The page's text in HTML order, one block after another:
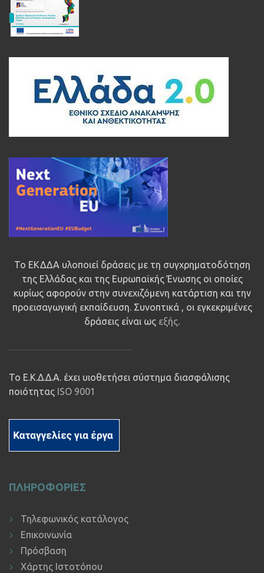
Το ΕΚΔΔΑ υλοποιεί δράσεις με τη συγχρηματοδότηση
της Ελλάδας και της Ευρωπαϊκής Ένωσης οι οποίες
κυρίως αφορούν στην συνεχιζόμενη κατάρτιση και την
προεισαγωγική εκπαίδευση. Συνοπτικά , οι εγκεκριμένες
δράσεις είναι ως εξής.
Το Ε.Κ.Δ.Δ.Α. έχει υιοθετήσει σύστημα διασφάλισης
ποιότητας ISO 9001
ΠΛΗΡΟΦΟΡΙΕΣ
Τηλεφωνικός κατάλογος
Επικοινωνία
Πρόσβαση
Χάρτης Ιστοτόπου